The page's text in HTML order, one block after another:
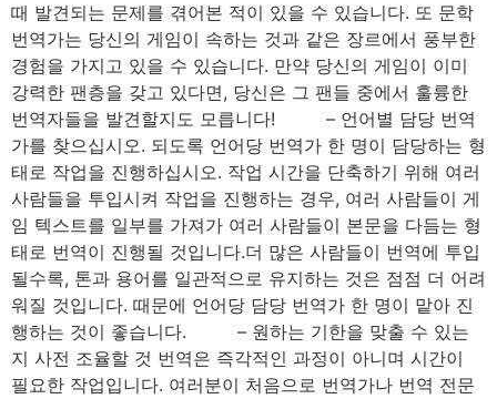
때 발견되는 문제를 겪어본 적이 있을 수 있습니다. 또 문학
번역가는 당신의 게임이 속하는 것과 같은 장르에서 풍부한
경험을 가지고 있을 수 있습니다. 만약 당신의 게임이 이미
강력한 팬층을 갖고 있다면, 당신은 그 팬들 중에서 훌륭한
번역자들을 발견할지도 모릅니다! ⠀⠀⠀ – 언어별 담당 번역
가를 찾으십시오. 되도록 언어당 번역가 한 명이 담당하는 형
태로 작업을 진행하십시오. 작업 시간을 단축하기 위해 여러
사람들을 투입시켜 작업을 진행하는 경우, 여러 사람들이 게
임 텍스트를 일부를 가져가 여러 사람들이 본문을 다듬는 형
태로 번역이 진행될 것입니다.더 많은 사람들이 번역에 투입
될수록, 톤과 용어를 일관적으로 유지하는 것은 점점 더 어려
워질 것입니다. 때문에 언어당 담당 번역가 한 명이 맡아 진
행하는 것이 좋습니다. ⠀⠀⠀ – 원하는 기한을 맞출 수 있는
지 사전 조율할 것 번역은 즉각적인 과정이 아니며 시간이
필요한 작업입니다. 여러분이 처음으로 번역가나 번역 전문